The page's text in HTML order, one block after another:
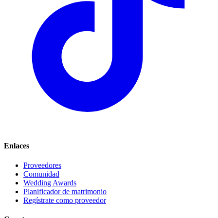
Enlaces
Proveedores
Comunidad
Wedding Awards
Planificador de matrimonio
Regístrate como proveedor